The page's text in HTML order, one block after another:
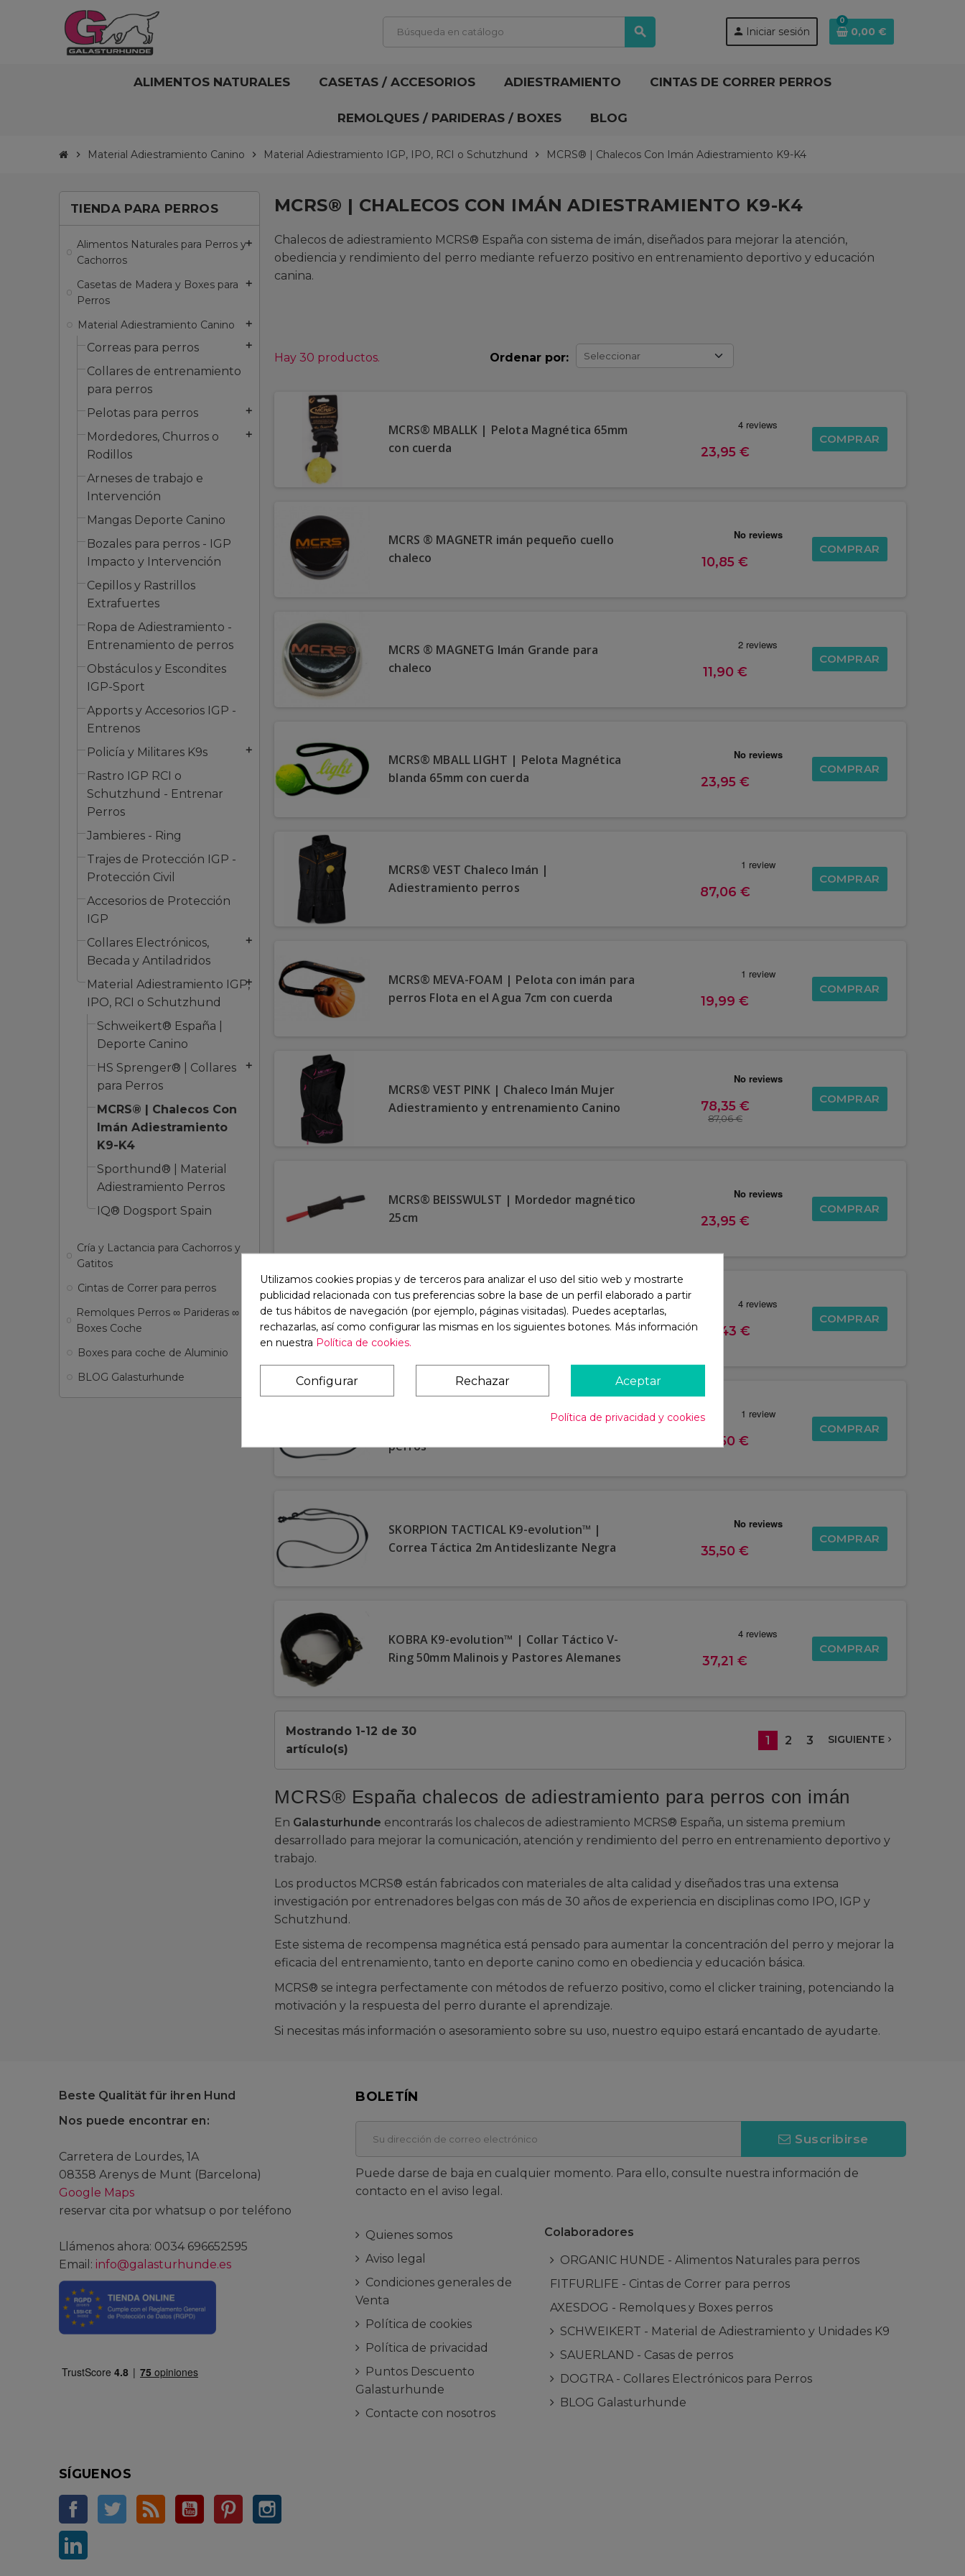
search person Iniciar sesión
0
0,00 €
ALIMENTOS NATURALES CASETAS / ACCESORIOS ADIESTRAMIENTO CINTAS DE CORRER PERROS
REMOLQUES / PARIDERAS / BOXES BLOG
chevron_right Material Adiestramiento Canino chevron_right Material Adiestramiento IGP, IPO, RCI o Schutzhund chevron_right MCRS® | Chalecos Con Imán Adiestramiento K9-K4
TIENDA PARA PERROS
Alimentos Naturales para Perros y
Cachorros
add
Casetas de Madera y Boxes para
Perros
add
Material Adiestramiento Canino add
Correas para perros add
Collares de entrenamiento
para perros
Pelotas para perros
add
Mordedores, Churros o
Rodillos
add
Arneses de trabajo e
Intervención
Mangas Deporte Canino
Bozales para perros - IGP
Impacto y Intervención
Cepillos y Rastrillos
Extrafuertes
Ropa de Adiestramiento -
Entrenamiento de perros
Obstáculos y Escondites
IGP-Sport
Apports y Accesorios IGP -
Entrenos
Policía y Militares K9s
add
Rastro IGP RCI o
Schutzhund - Entrenar
Perros
Jambieres - Ring
Trajes de Protección IGP -
Protección Civil
Accesorios de Protección
IGP
Collares Electrónicos,
Becada y Antiladridos
add
Material Adiestramiento IGP,
IPO, RCI o Schutzhund
add
Schweikert® España |
Deporte Canino
HS Sprenger® | Collares
para Perros
add
MCRS® | Chalecos Con
Imán Adiestramiento
K9-K4
Sporthund® | Material
Adiestramiento Perros
IQ® Dogsport Spain
Cría y Lactancia para Cachorros y
Gatitos
Cintas de Correr para perros
Remolques Perros ∞ Parideras ∞
Boxes Coche
Boxes para coche de Aluminio
BLOG Galasturhunde
MCRS® | CHALECOS CON IMÁN ADIESTRAMIENTO K9-K4
Chalecos de adiestramiento MCRS® España con sistema de imán, diseñados para mejorar la atención,
obediencia y rendimiento del perro mediante refuerzo positivo en entrenamiento deportivo y educación
canina.
Ordenar por: Seleccionar
Hay 30 productos.
MCRS® MBALLK | Pelota Magnética 65mm
con cuerda
23,95 €
COMPRAR
MCRS ® MAGNETR imán pequeño cuello
chaleco
10,85 €
COMPRAR
MCRS ® MAGNETG Imán Grande para
chaleco
11,90 €
COMPRAR
MCRS® MBALL LIGHT | Pelota Magnética
blanda 65mm con cuerda
23,95 €
COMPRAR
MCRS® VEST Chaleco Imán |
Adiestramiento perros
87,06 €
COMPRAR
MCRS® MEVA-FOAM | Pelota con imán para
perros Flota en el Agua 7cm con cuerda
19,99 €
COMPRAR
MCRS® VEST PINK | Chaleco Imán Mujer
Adiestramiento y entrenamiento Canino
78,35 €
87,06 €
COMPRAR
MCRS® BEISSWULST | Mordedor magnético
25cm
23,95 €
COMPRAR
COP HARNESS K9-evolution™ - Arnés
Táctico para perros K9
76,43 €
COMPRAR
K9-evolution™ SKORPION FROG TACTICAL
BTL | Correa Táctica 2m Biothane® para
perros
35,50 €
COMPRAR
SKORPION TACTICAL K9-evolution™ |
Correa Táctica 2m Antideslizante Negra
35,50 €
COMPRAR
KOBRA K9-evolution™ | Collar Táctico V-
Ring 50mm Malinois y Pastores Alemanes
37,21 €
COMPRAR
Mostrando 1-12 de 30
artículo(s)
1 2 3 SIGUIENTEnavigate_next
MCRS® España chalecos de adiestramiento para perros con imán
En Galasturhunde encontrarás los chalecos de adiestramiento MCRS® España, un sistema premium
desarrollado para mejorar la comunicación, atención y rendimiento del perro en entrenamiento deportivo y
trabajo.
Los productos MCRS® están fabricados con materiales de alta calidad y diseñados tras una extensa
investigación por entrenadores belgas con más de 30 años de experiencia en disciplinas como IPO, IGP y
Schutzhund.
Este sistema de recompensa magnética está pensado para aumentar la concentración del perro y mejorar la
eficacia del entrenamiento, tanto en deporte canino como en obediencia y educación básica.
MCRS® se integra perfectamente con métodos de refuerzo positivo, como el clicker training, potenciando la
motivación y la respuesta del perro durante el aprendizaje.
Si necesitas más información o asesoramiento sobre su uso, nuestro equipo estará encantado de ayudarte.
Beste Qualität für ihren Hund
Nos puede encontrar en:
Carretera de Lourdes, 1A
08358 Arenys de Munt (Barcelona)
Google Maps
reservar cita por whatsup o por teléfono
Llámenos ahora: 0034 696652595
Email: info@galasturhunde.es
SÍGUENOS
FacebookTwitter Rss YouTubePinterest
BOLETÍN
Suscribirse
Puede darse de baja en cualquier momento. Para ello, consulte nuestra información de
contacto en el aviso legal.
Quienes somos
Aviso legal
Condiciones generales de
Venta
Política de cookies
Política de privacidad
Puntos Descuento
Galasturhunde
Contacte con nosotros
Colaboradores
ORGANIC HUNDE - Alimentos Naturales para perros
FITFURLIFE - Cintas de Correr para perros
AXESDOG - Remolques y Boxes perros
SCHWEIKERT - Material de Adiestramiento y Unidades K9
SAUERLAND - Casas de perros
DOGTRA - Collares Electrónicos para Perros
BLOG Galasturhunde
Utilizamos cookies propias y de terceros para analizar el uso del sitio web y mostrarte
publicidad relacionada con tus preferencias sobre la base de un perfil elaborado a partir
de tus hábitos de navegación (por ejemplo, páginas visitadas). Puedes aceptarlas,
rechazarlas, así como configurar las mismas en los siguientes botones. Más información
en nuestra Política de cookies.
Configurar Rechazar Aceptar
Política de privacidad y cookies